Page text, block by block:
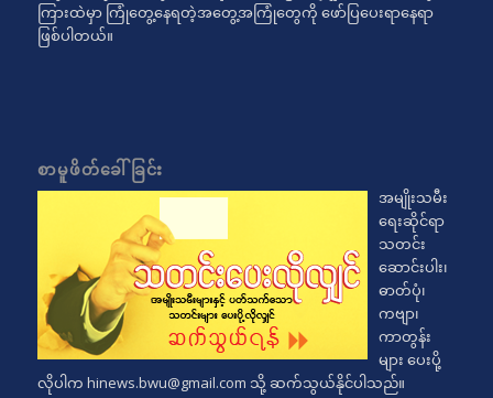
ကြားထဲမှာ ကြုံတွေ့နေရတဲ့အတွေ့အကြုံတွေကို ဖော်ပြပေးရာနေရာ
ဖြစ်ပါတယ်။
စာမူဖိတ်ခေါ်ခြင်း
အမျိုးသမီး
ရေးဆိုင်ရာ
သတင်း
ဆောင်းပါး၊
ဓာတ်ပုံ၊
ကဗျာ၊
ကာတွန်း
များ ပေးပို့
လိုပါက hinews.bwu@gmail.com သို့ ဆက်သွယ်နိုင်ပါသည်။